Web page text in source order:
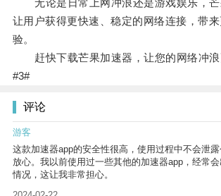
无论是日常上网冲浪还是游戏娱乐，芒
让用户获得更快速、稳定的网络连接，带
验。
赶快下载芒果加速器，让您的网络冲浪
#3#
评论
游客
这款加速器app的安全性很高，使用过程中不会泄
放心。我以前使用过一些其他的加速器app，经常
情况，这让我非常担心。